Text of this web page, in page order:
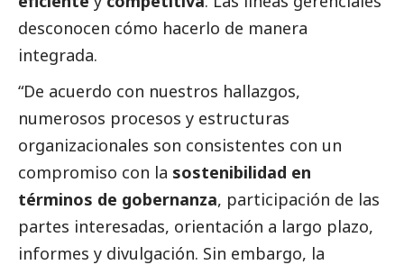
desconocen cómo hacerlo de manera
integrada.
“De acuerdo con nuestros hallazgos,
numerosos procesos y estructuras
organizacionales son consistentes con un
compromiso con la sostenibilidad en
términos de gobernanza, participación de las
partes interesadas, orientación a largo plazo,
informes y divulgación. Sin embargo, la